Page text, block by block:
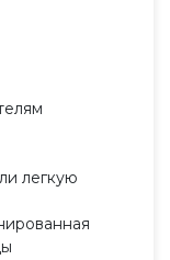
легкую